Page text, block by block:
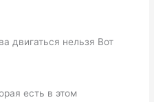
двигаться нельзя Вот
есть в этом